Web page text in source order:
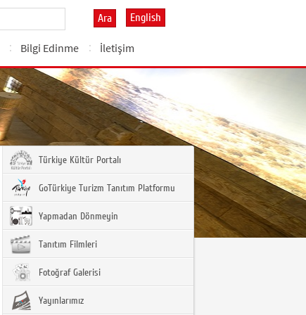
Ara English
Bilgi Edinme İletişim
Türkiye Kültür Portalı
GoTürkiye Turizm Tanıtım Platformu
Yapmadan Dönmeyin
Tanıtım Filmleri
Fotoğraf Galerisi
Yayınlarımız